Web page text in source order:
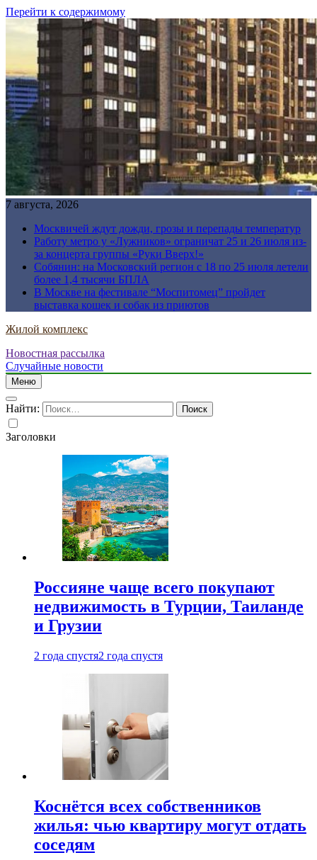
Перейти к содержимому
7 августа, 2026
Москвичей ждут дожди, грозы и перепады температур
Работу метро у «Лужников» ограничат 25 и 26 июля из-
за концерта группы «Руки Вверх!»
Собянин: на Московский регион с 18 по 25 июля летели
более 1,4 тысячи БПЛА
В Москве на фестивале “Моспитомец” пройдет
выставка кошек и собак из приютов
Жилой комплекс
Новостная рассылка
Случайные новости
Меню
Найти:
Заголовки
Россияне чаще всего покупают
недвижимость в Турции, Таиланде
и Грузии
2 года спустя2 года спустя
Коснётся всех собственников
жилья: чью квартиру могут отдать
соседям